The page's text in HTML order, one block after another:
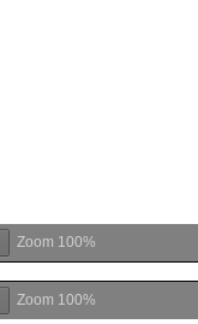
Zoom 100%
Zoom 100%